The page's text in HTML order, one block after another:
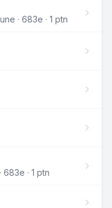
· 683e · 1 ptn
· 1 ptn